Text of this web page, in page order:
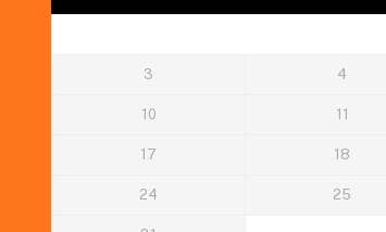
3 4
10 11
17 18
24 25